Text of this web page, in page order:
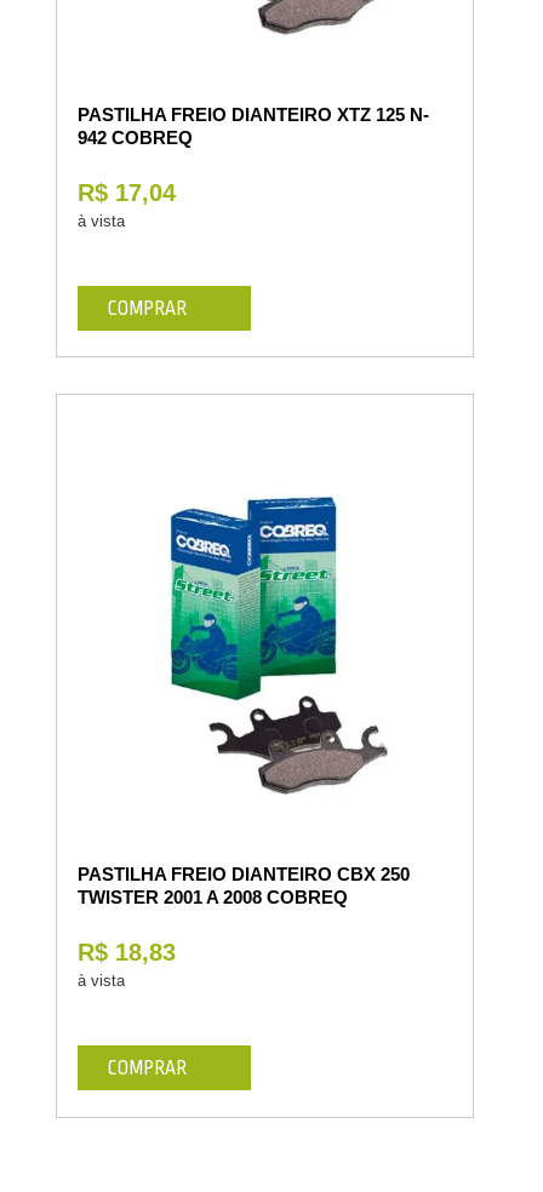
PASTILHA FREIO DIANTEIRO XTZ 125 N-
942 COBREQ
R$ 17,04
à vista
COMPRAR
PASTILHA FREIO DIANTEIRO CBX 250
TWISTER 2001 A 2008 COBREQ
R$ 18,83
à vista
COMPRAR